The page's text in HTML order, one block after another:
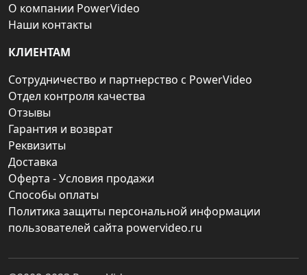
О компании PowerVideo
Наши контакты
КЛИЕНТАМ
Сотрудничество и партнерство с PowerVideo
Отдел контроля качества
Отзывы
Гарантия и возврат
Реквизиты
Доставка
Оферта - Условия продажи
Способы оплаты
Политика защиты персональной информации
пользователей сайта powervideo.ru